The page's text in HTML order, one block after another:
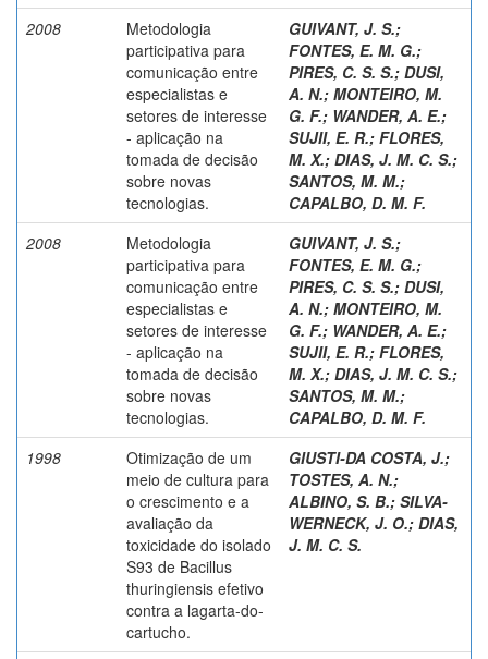
2008
Metodologia
participativa para
comunicação entre
especialistas e
setores de interesse
- aplicação na
tomada de decisão
sobre novas
tecnologias.
GUIVANT, J. S.;
FONTES, E. M. G.;
PIRES, C. S. S.; DUSI,
A. N.; MONTEIRO, M.
G. F.; WANDER, A. E.;
SUJII, E. R.; FLORES,
M. X.; DIAS, J. M. C. S.;
SANTOS, M. M.;
CAPALBO, D. M. F.
2008
Metodologia
participativa para
comunicação entre
especialistas e
setores de interesse
- aplicação na
tomada de decisão
sobre novas
tecnologias.
GUIVANT, J. S.;
FONTES, E. M. G.;
PIRES, C. S. S.; DUSI,
A. N.; MONTEIRO, M.
G. F.; WANDER, A. E.;
SUJII, E. R.; FLORES,
M. X.; DIAS, J. M. C. S.;
SANTOS, M. M.;
CAPALBO, D. M. F.
1998
Otimização de um
meio de cultura para
o crescimento e a
avaliação da
toxicidade do isolado
S93 de Bacillus
thuringiensis efetivo
contra a lagarta-do-
cartucho.
GIUSTI-DA COSTA, J.;
TOSTES, A. N.;
ALBINO, S. B.; SILVA-
WERNECK, J. O.; DIAS,
J. M. C. S.